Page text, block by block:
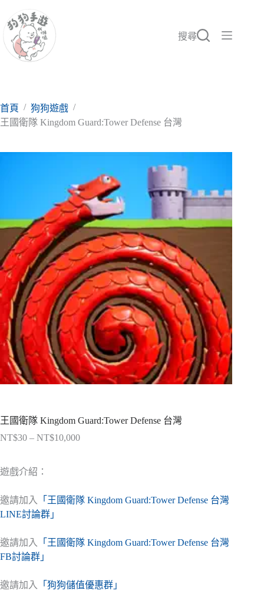
至
要
搜尋
首頁 / 狗狗遊戲 /
王國衛隊 Kingdom Guard:Tower Defense 台灣
王國衛隊 Kingdom Guard:Tower Defense 台灣
NT$30 – NT$10,000價
NT$30
到
遊戲介紹：
邀請加入
「王國衛隊 Kingdom Guard:Tower Defense 台灣
LINE討論群」
邀請加入
「王國衛隊 Kingdom Guard:Tower Defense 台灣
FB討論群」
邀請加入 「狗狗儲值優惠群」